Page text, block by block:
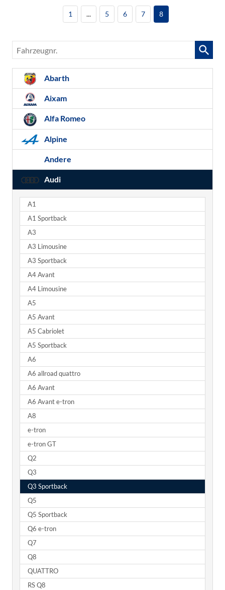
1 ... 5 6 7 8
Fahrzeugnr.
Abarth
Aixam
Alfa Romeo
Alpine
Andere
Audi
A1
A1 Sportback
A3
A3 Limousine
A3 Sportback
A4 Avant
A4 Limousine
A5
A5 Avant
A5 Cabriolet
A5 Sportback
A6
A6 allroad quattro
A6 Avant
A6 Avant e-tron
A8
e-tron
e-tron GT
Q2
Q3
Q3 Sportback
Q5
Q5 Sportback
Q6 e-tron
Q7
Q8
QUATTRO
RS Q8